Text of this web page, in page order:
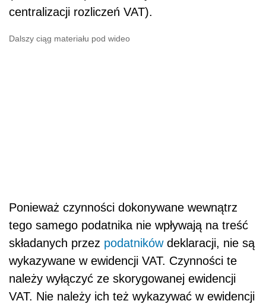
centralizacji rozliczeń VAT).
Dalszy ciąg materiału pod wideo
Ponieważ czynności dokonywane wewnątrz
tego samego podatnika nie wpływają na treść
składanych przez podatnikówdeklaracji, nie są
wykazywane w ewidencji VAT. Czynności te
należy wyłączyć ze skorygowanej ewidencji
VAT. Nie należy ich też wykazywać w ewidencji